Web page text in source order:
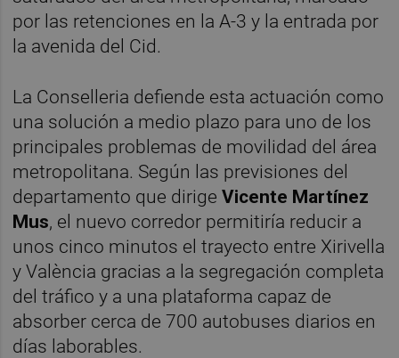
por las retenciones en la A-3 y la entrada por
la avenida del Cid.
La Conselleria defiende esta actuación como
una solución a medio plazo para uno de los
principales problemas de movilidad del área
metropolitana. Según las previsiones del
departamento que dirigeVicente Martínez
Mus, el nuevo corredor permitiría reducir a
unos cinco minutos el trayecto entre Xirivella
y València gracias a la segregación completa
del tráfico y a una plataforma capaz de
absorber cerca de 700 autobuses diarios en
días laborables.